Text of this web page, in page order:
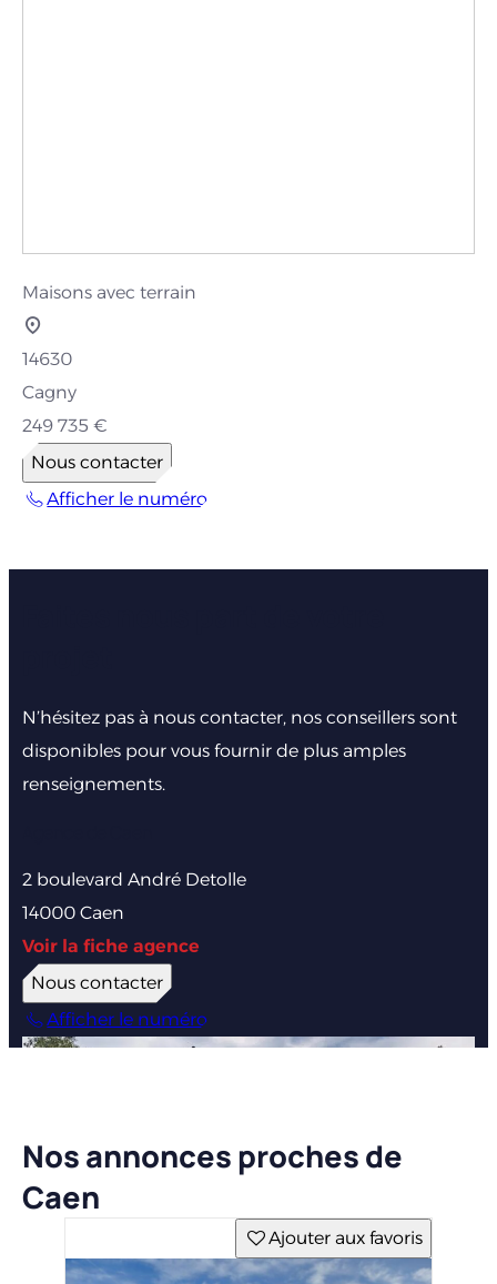
Maisons avec terrain
14630
Cagny
249 735 €
Nous contacter
Afficher le numéro
N’hésitez pas à nous contacter, nos conseillers sont
disponibles pour vous fournir de plus amples
renseignements.
2 boulevard André Detolle
14000 Caen
Voir la fiche agence
Nous contacter
Afficher le numéro
Nos annonces proches de
Caen
Ajouter aux favoris